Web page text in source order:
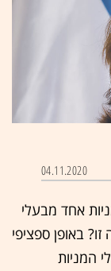
04.11.2020
אחד מבעלי
באופן ספציפי
המניות